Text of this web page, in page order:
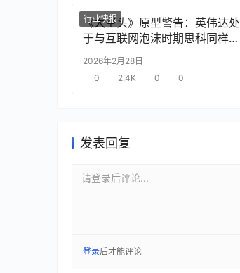
行业快报
《大空头》原型警告：英伟达处
于与互联网泡沫时期思科同样的
“危险境地”
2026年2月28日
0
2.4K 0 0
发表回复
请登录后评论...
登录后才能评论